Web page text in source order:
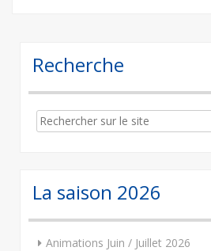
Recherche
Search
for:
La saison 2026
Animations Juin / Juillet 2026